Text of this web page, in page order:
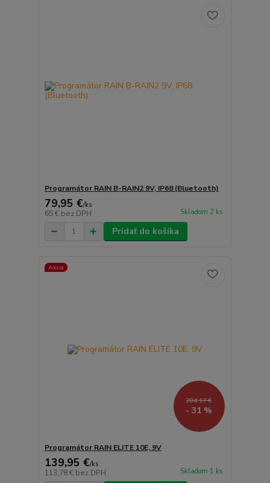
Programátor RAIN B-RAIN2 9V, IP68 (Bluetooth)
79,95 €/ks
65 € bez DPH Skladom 2 ks
Pridať do košíka
Akcia
204,17 €
- 31 %
Programátor RAIN ELITE 10E, 9V
139,95 €/ks
113,78 € bez DPH Skladom 1 ks